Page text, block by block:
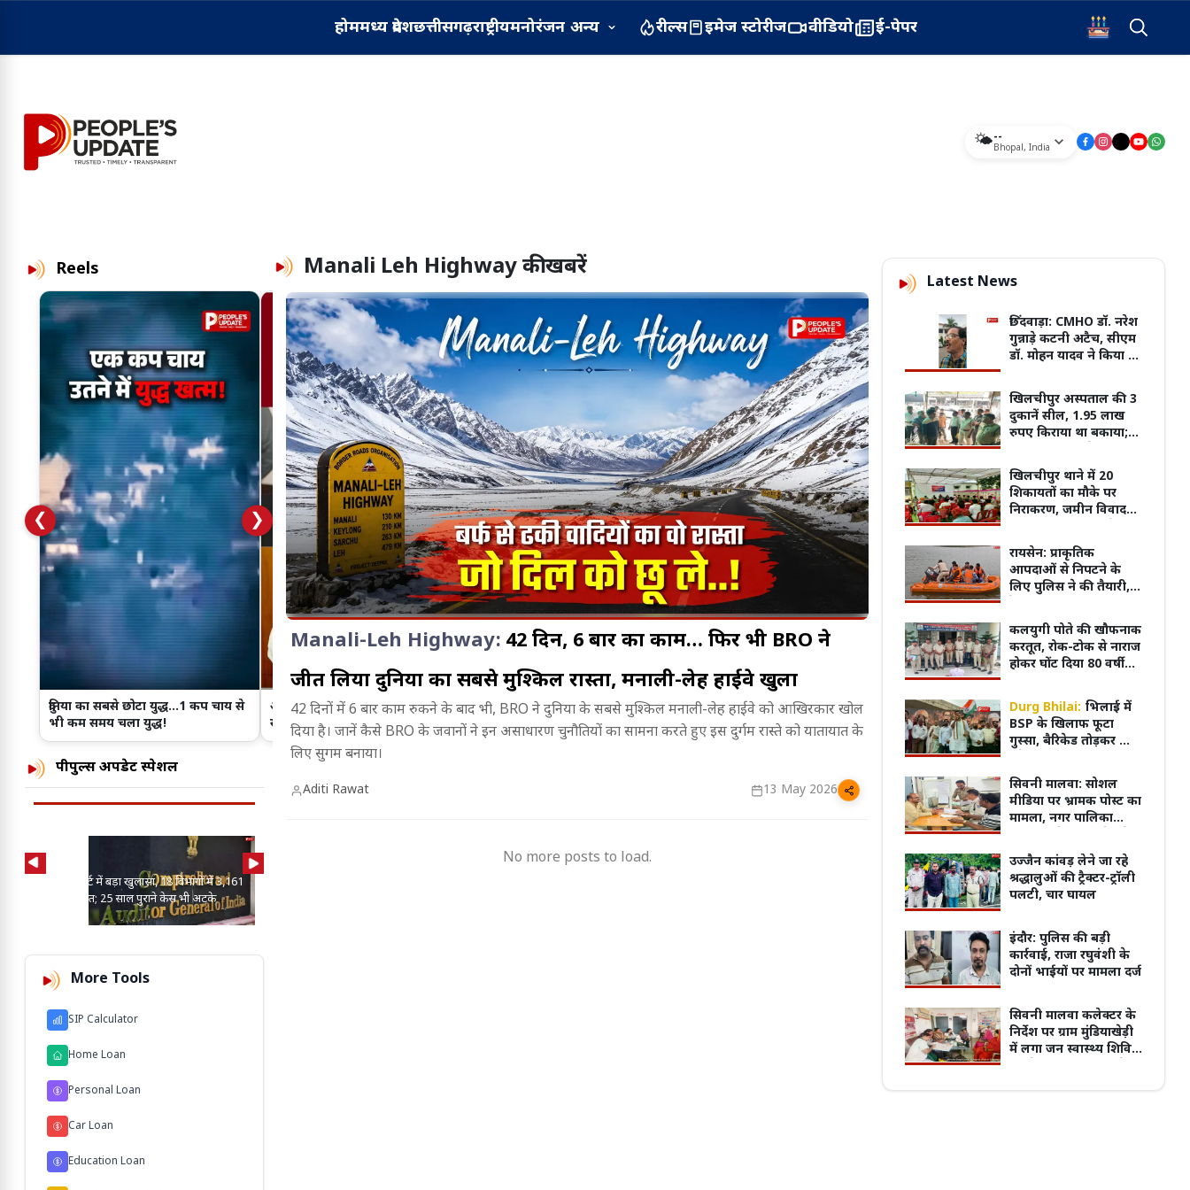
होममध्य प्रदेशछत्तीसगढ़राष्ट्रीयमनोरंजन अन्य रील्स इमेज स्टोरीज वीडियो ई-पेपर
🌤️--
Bhopal, India
Reels
दुनिया का सबसे छोटा युद्ध...1 कप चाय से
भी कम समय चला युद्ध!
अब प्रेजेंटेशन नहीं, अफसरों से सीधे
संवाद...! साहब के जाते ही बदला सिस्टम
MP में फिर बदलेगा मौसम का...! प्रदेश के
52 जिलों में बारिश का अलर्ट, पन्ना-
सतना-रीवा में तेज बारिश के आसार
एक के बाद एक बदलाव...! केंद्र के शिक्षा
मंत्रियों की कुर्सी क्यों नहीं टिकती?
8 अगस्त का इतिहास: भारत छोड़ो
आंदोलन से लेकर अफगानिस्तान की
आजादी तक, जानिए इस दिन हुईं प्रमुख
ऐतिहासिक घटनाएं।
❮ ❯
पीपुल्स अपडेट स्पेशल
CAG रिपोर्ट में बड़ा खुलासा, 18 विभागों में 3,161
मामले लंबित; 25 साल पुराने केस भी अटके
प्रदेश का सबसे पुराना GRMC बनेगा मध्य प्रदेश की
CAG रिपोर्ट में बड़ा खुलासा, 18 विभागों में
मामले लंबित; 25 साल पुराने केस भी अटके
More Tools
SIP Calculator
Home Loan
Personal Loan
Car Loan
Education Loan
Manali Leh Highwayकी खबरें
Manali-Leh Highway: 42 दिन, 6 बार रुका काम… फिर भी BRO ने
जीत लिया दुनिया का सबसे मुश्किल रास्ता, मनाली-लेह हाईवे खुला
42 दिनों में 6 बार काम रुकने के बाद भी, BRO ने दुनिया के सबसे मुश्किल मनाली-लेह हाईवे को आखिरकार खोल
दिया है। जानें कैसे BRO के जवानों ने इन असाधारण चुनौतियों का सामना करते हुए इस दुर्गम रास्ते को यातायात के
लिए सुगम बनाया।
Aditi Rawat 13 May 2026
No more posts to load.
Latest News
छिंदवाड़ा: CMHO डॉ. नरेश
गुन्नाड़े कटनी अटैच, सीएम
डॉ. मोहन यादव ने किया था
खिलचीपुर अस्पताल की 3
दुकानें सील, 1.95 लाख
रुपए किराया था बकाया;
दुकानदारों ने जमा की राशि
खिलचीपुर थाने में 20
शिकायतों का मौके पर
निराकरण, जमीन विवाद
सुलझा
रायसेन: प्राकृतिक
आपदाओं से निपटने के
लिए पुलिस ने की तैयारी,
कलयुगी पोते की खौफनाक
करतूत, रोक-टोक से नाराज
होकर घोंट दिया 80 वर्षीय
Durg Bhilai: भिलाई में
BSP के खिलाफ फूटा
गुस्सा, बैरिकेड तोड़कर आगे
भीड़ ने किया जोरदार
प्रदर्शन
सिवनी मालवा: सोशल
मीडिया पर भ्रामक पोस्ट का
मामला, नगर पालिका
दर्ज कराया केस
उज्जैन कांवड़ लेने जा रहे
श्रद्धालुओं की ट्रैक्टर-ट्रॉली
पलटी, चार घायल
इंदौर: पुलिस की बड़ी
कार्रवाई, राजा रघुवंशी के
दोनों भाईयों पर मामला दर्ज
सिवनी मालवा कलेक्टर के
निर्देश पर ग्राम मुंडियाखेड़ी
में लगा जन स्वास्थ्य शिविर,